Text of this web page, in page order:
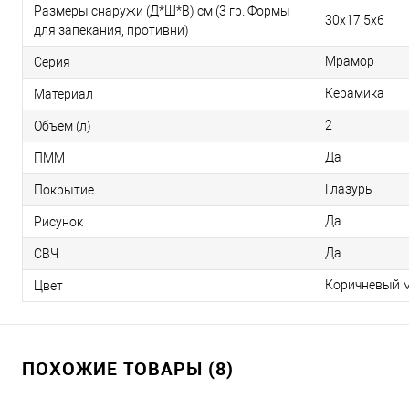
Размеры снаружи (Д*Ш*В) см (3 гр. Формы
для запекания, противни)
30x17,5x6
Серия Мрамор
Материал Керамика
Объем (л) 2
ПММ Да
Покрытие Глазурь
Рисунок Да
СВЧ Да
Цвет Коричневый
ПОХОЖИЕ ТОВАРЫ (8)